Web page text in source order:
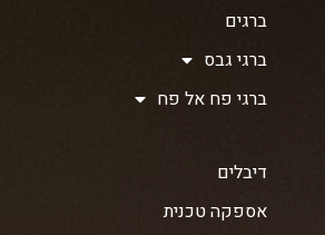
ברגים
ברגי גבס
ברגי פח אל פח
דיבלים
אספקה טכנית